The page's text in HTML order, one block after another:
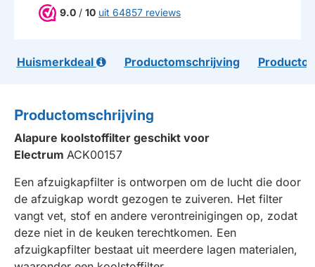
9.0 / 10 uit 64857 reviews
Huismerkdeal Productomschrijving
Productomschrijving
Alapure koolstoffilter geschikt voor
Electrum ACK00157
Een afzuigkapfilter is ontworpen om de lucht die door
de afzuigkap wordt gezogen te zuiveren. Het filter
vangt vet, stof en andere verontreinigingen op, zodat
deze niet in de keuken terechtkomen. Een
afzuigkapfilter bestaat uit meerdere lagen materialen,